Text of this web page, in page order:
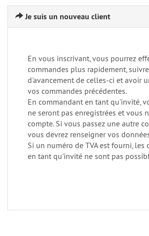
Je suis un nouveau client
En vous inscrivant, vous pourrez
commandes plus rapidement,
d'avancement de celles-ci et avoir
vos commandes précédentes.
En commandant en tant qu'invité,
ne seront pas enregistrées et vous
compte. Si vous passez une autre
vous devrez renseigner vos
Si un numéro de TVA est fourni, les
en tant qu'invité ne sont pas